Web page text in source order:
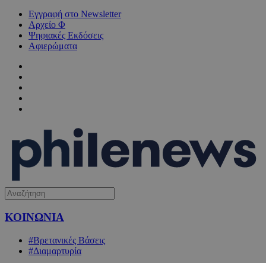
Εγγραφή στο Newsletter
Αρχείο Φ
Ψηφιακές Εκδόσεις
Αφιερώματα
ΚΟΙΝΩΝΙΑ
#Βρετανικές Βάσεις
#Διαμαρτυρία